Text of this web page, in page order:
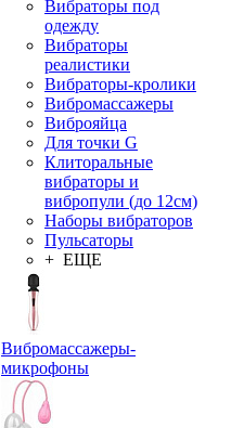
Вибраторы под
одежду
Вибраторы
реалистики
Вибраторы-кролики
Вибромассажеры
Виброяйца
Для точки G
Клиторальные
вибраторы и
вибропули (до 12см)
Наборы вибраторов
Пульсаторы
+ ЕЩЕ
Вибромассажеры-
микрофоны